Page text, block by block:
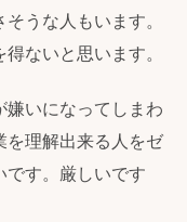
うな人もいます。
ないと思います。
いになってしまわ
を理解出来る人をゼ
です。厳しいです